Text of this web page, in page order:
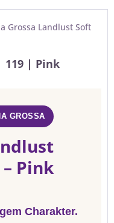
Grossa Landlust Soft
119 | Pink
GROSSA
Pink
Charakter.